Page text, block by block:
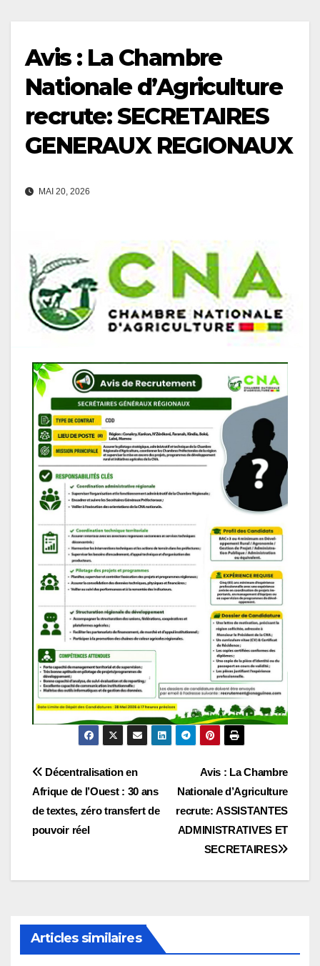
Avis : La Chambre
Nationale d’Agriculture
recrute: SECRETAIRES
GENERAUX REGIONAUX
MAI 20, 2026
Navigation
de
l’article
Avis : La Chambre
Nationale d’Agriculture
recrute: ASSISTANTES
ADMINISTRATIVES ET
SECRETAIRES
Décentralisation en
Afrique de l’Ouest : 30 ans
de textes, zéro transfert de
pouvoir réel
Articles similaires